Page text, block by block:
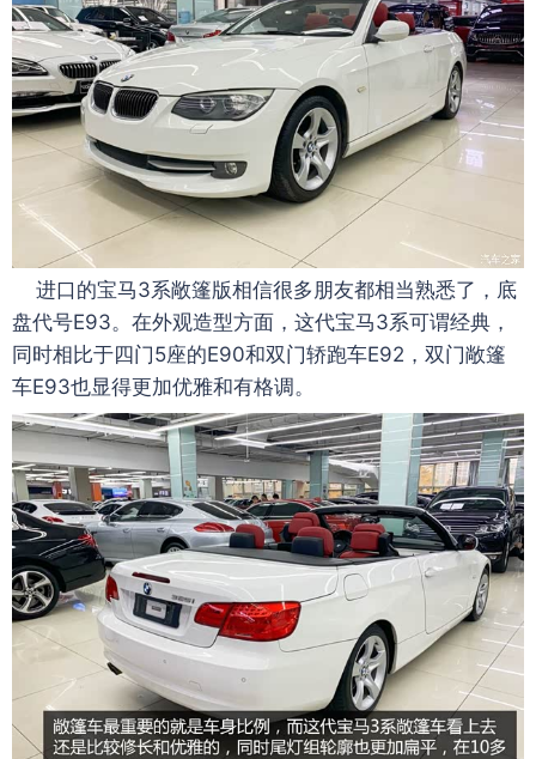
进口的宝马3系敞篷版相信很多朋友都相当熟悉了，底
盘代号E93。在外观造型方面，这代宝马3系可谓经典，
同时相比于四门5座的E90和双门轿跑车E92，双门敞篷
车E93也显得更加优雅和有格调。